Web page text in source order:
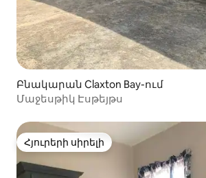
Բնակարան Claxton Bay-ում
Մաջեսթիկ Էսթեյթս
Հյուրերի սիրելի
Հյուրերի սիրելի